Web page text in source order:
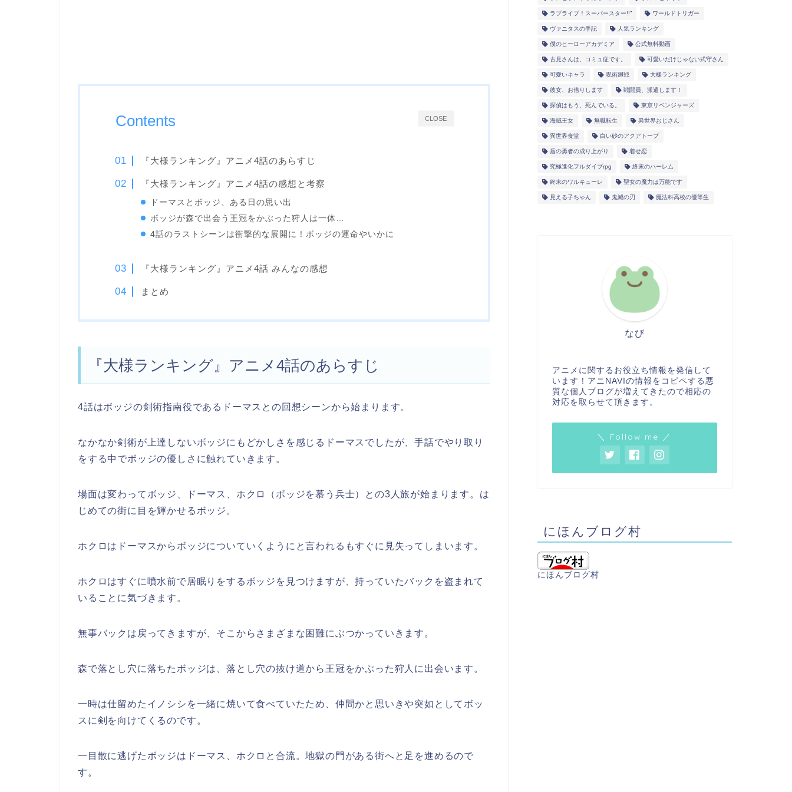
CLOSE
Contents
『大様ランキング』アニメ4話のあらすじ
『大様ランキング』アニメ4話の感想と考察
ドーマスとボッジ、ある日の思い出
ボッジが森で出会う王冠をかぶった狩人は一体…
4話のラストシーンは衝撃的な展開に！ボッジの運命やいかに
『大様ランキング』アニメ4話 みんなの感想
まとめ
『大様ランキング』アニメ4話のあらすじ
4話はボッジの剣術指南役であるドーマスとの回想シーンから始まります。
なかなか剣術が上達しないボッジにもどかしさを感じるドーマスでしたが、手話でやり取り
をする中でボッジの優しさに触れていきます。
場面は変わってボッジ、ドーマス、ホクロ（ボッジを慕う兵士）との3人旅が始まります。は
じめての街に目を輝かせるボッジ。
ホクロはドーマスからボッジについていくようにと言われるもすぐに見失ってしまいます。
ホクロはすぐに噴水前で居眠りをするボッジを見つけますが、持っていたバックを盗まれて
いることに気づきます。
無事バックは戻ってきますが、そこからさまざまな困難にぶつかっていきます。
森で落とし穴に落ちたボッジは、落とし穴の抜け道から王冠をかぶった狩人に出会います。
一時は仕留めたイノシシを一緒に焼いて食べていたため、仲間かと思いきや突如としてボッ
スに剣を向けてくるのです。
一目散に逃げたボッジはドーマス、ホクロと合流。地獄の門がある街へと足を進めるので
す。
ラブライブ！スーパースター!!” ワールドトリガー
ヴァニタスの手記 人気ランキング
僕のヒーローアカデミア 公式無料動画
古見さんは、コミュ症です。 可愛いだけじゃない式守さん
可愛いキャラ 呪術廻戦 大様ランキング
彼女、お借りします 戦闘員、派遣します！
探偵はもう、死んでいる。 東京リベンジャーズ
海賊王女 無職転生 異世界おじさん
異世界食堂 白い砂のアクアトープ
盾の勇者の成り上がり 着せ恋
究極進化フルダイブrpg 終末のハーレム
終末のワルキューレ 聖女の魔力は万能です
見える子ちゃん 鬼滅の刃 魔法科高校の優等生
なび
アニメに関するお役立ち情報を発信して
います！アニNAVIの情報をコピペする悪
質な個人ブログが増えてきたので相応の
対応を取らせて頂きます。
＼ Follow me ／
にほんブログ村
にほんブログ村